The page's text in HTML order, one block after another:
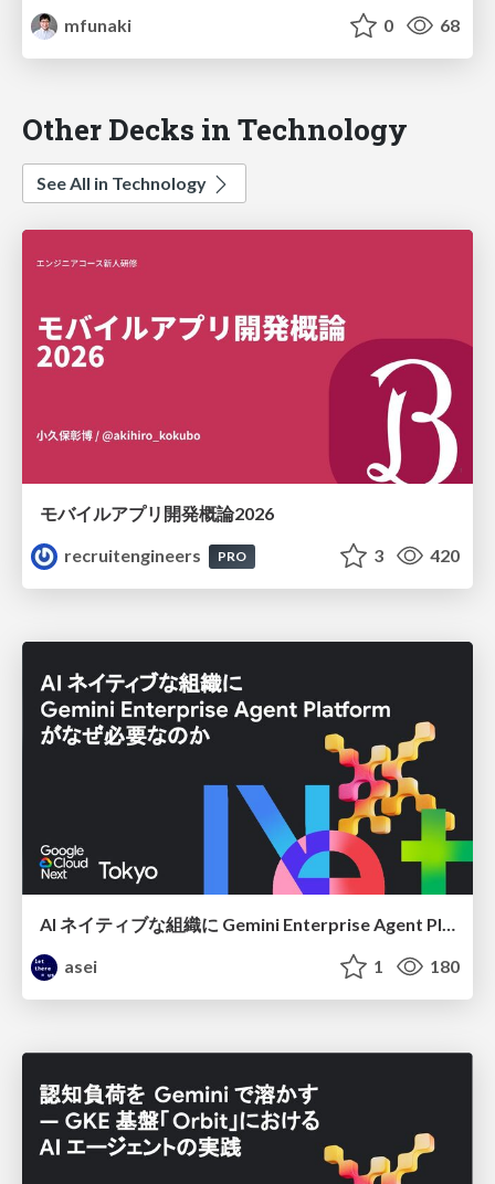
mfunaki
0 68
Other Decks in Technology
See All in Technology
モバイルアプリ開発概論2026
recruitengineers
PRO 3 420
AI ネイティブな組織に Gemini Enterprise Agent Platform がなぜ必要なのか
asei
1 180